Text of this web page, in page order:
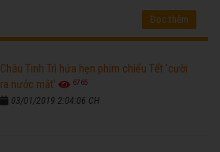
Đọc thêm
Châu Tinh Trì hứa hẹn phim chiếu Tết 'cười
ra nước mắt'
6765
03/01/2019 2:04:06 CH